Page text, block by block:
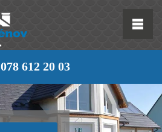
078 612 20 03